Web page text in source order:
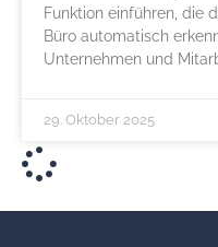
Funktion einführen, die
Büro automatisch
Unternehmen und
29. Oktober 2025